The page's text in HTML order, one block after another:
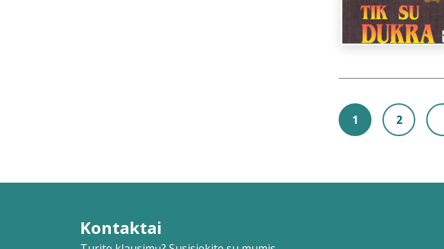
1 2
Kontaktai